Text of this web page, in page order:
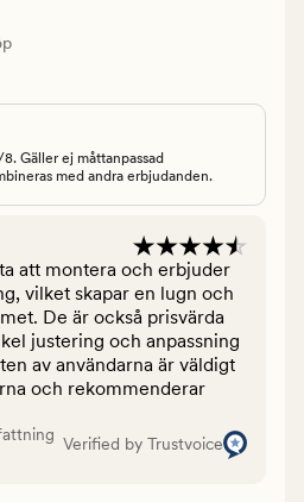
Gäller ej måttanpassad
med andra erbjudanden.
att montera och erbjuder
vilket skapar en lugn och
De är också prisvärda
justering och anpassning
av användarna är väldigt
och rekommenderar
Verified by Trustvoice